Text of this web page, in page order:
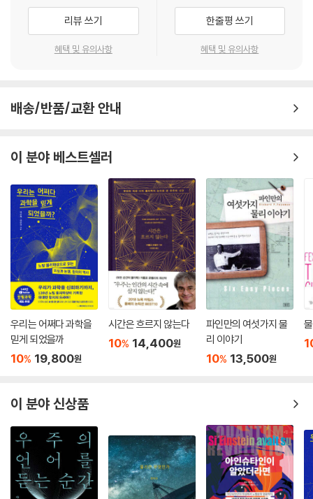
물의 삼중점(℃)
2/3
1
그래핀의 두께(원자)
1.4
찬드라세카르의 한계(태양 질량)
2.7
우주 마이크로파 배경복사의 온도(K)
2.71…
오일러의 수
3
뉴턴역학의 운동 법칙의 개수
3.14…
원주율(r)
리뷰 쓰기
혜택 및 유의사항
한줄평 쓰기
혜택 및 유의사항
배송/반품/교환 안내
이 분야 베스트셀러
우리는 어쩌다 과학을
믿게 되었을까
10% 19,800원
시간은 흐르지 않는다
10% 14,400원
파인만의 여섯가지 물
리 이야기
10% 13,500원
이 분야 신상품